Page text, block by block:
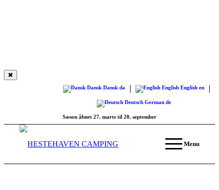
✖
Dansk Dansk da English English en
Deutsch German de
Sæson åbnet 27. marts til 20. september
Menu